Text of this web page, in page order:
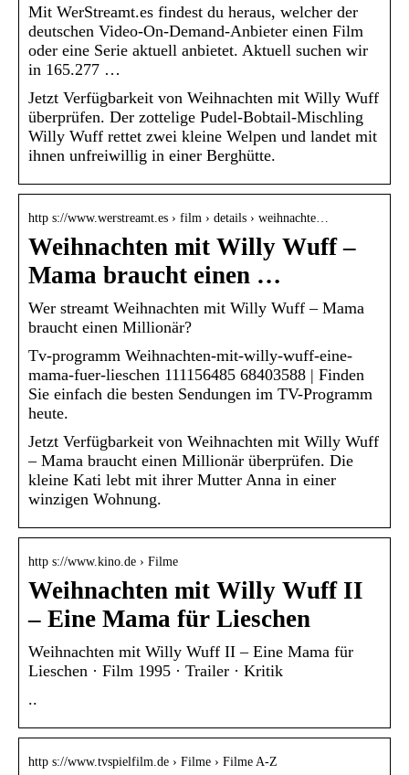
Mit WerStreamt.es findest du heraus, welcher der
deutschen Video-On-Demand-Anbieter einen Film
oder eine Serie aktuell anbietet. Aktuell suchen wir
in 165.277 …
Jetzt Verfügbarkeit von Weihnachten mit Willy Wuff
überprüfen. Der zottelige Pudel-Bobtail-Mischling
Willy Wuff rettet zwei kleine Welpen und landet mit
ihnen unfreiwillig in einer Berghütte.
http s://www.werstreamt.es › film › details › weihnachte…
Weihnachten mit Willy Wuff –
Mama braucht einen …
Wer streamt Weihnachten mit Willy Wuff – Mama
braucht einen Millionär?
Tv-programm Weihnachten-mit-willy-wuff-eine-
mama-fuer-lieschen 111156485 68403588 | Finden
Sie einfach die besten Sendungen im TV-Programm
heute.
Jetzt Verfügbarkeit von Weihnachten mit Willy Wuff
– Mama braucht einen Millionär überprüfen. Die
kleine Kati lebt mit ihrer Mutter Anna in einer
winzigen Wohnung.
http s://www.kino.de › Filme
Weihnachten mit Willy Wuff II
– Eine Mama für Lieschen
Weihnachten mit Willy Wuff II – Eine Mama für
Lieschen · Film 1995 · Trailer · Kritik
..
http s://www.tvspielfilm.de › Filme › Filme A-Z